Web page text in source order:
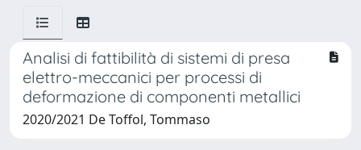
Analisi di fattibilità di sistemi di presa
elettro-meccanici per processi di
deformazione di componenti metallici
2020/2021 De Toffol, Tommaso